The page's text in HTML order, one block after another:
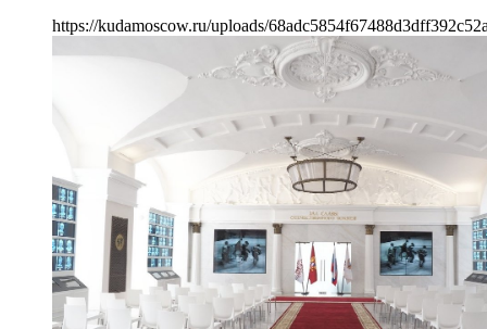
https://kudamoscow.ru/uploads/